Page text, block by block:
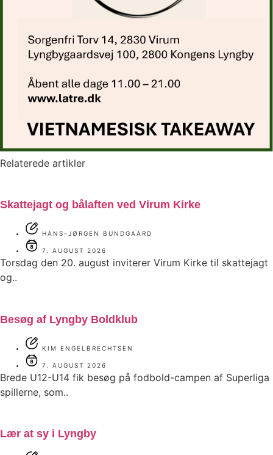
Relaterede artikler
Skattejagt og bålaften ved Virum Kirke
HANS-JØRGEN BUNDGAARD
7. AUGUST 2026
Torsdag den 20. august inviterer Virum Kirke til skattejagt
og..
Besøg af Lyngby Boldklub
KIM ENGELBRECHTSEN
7. AUGUST 2026
Brede U12-U14 fik besøg på fodbold-campen af Superliga
spillerne, som..
Lær at sy i Lyngby